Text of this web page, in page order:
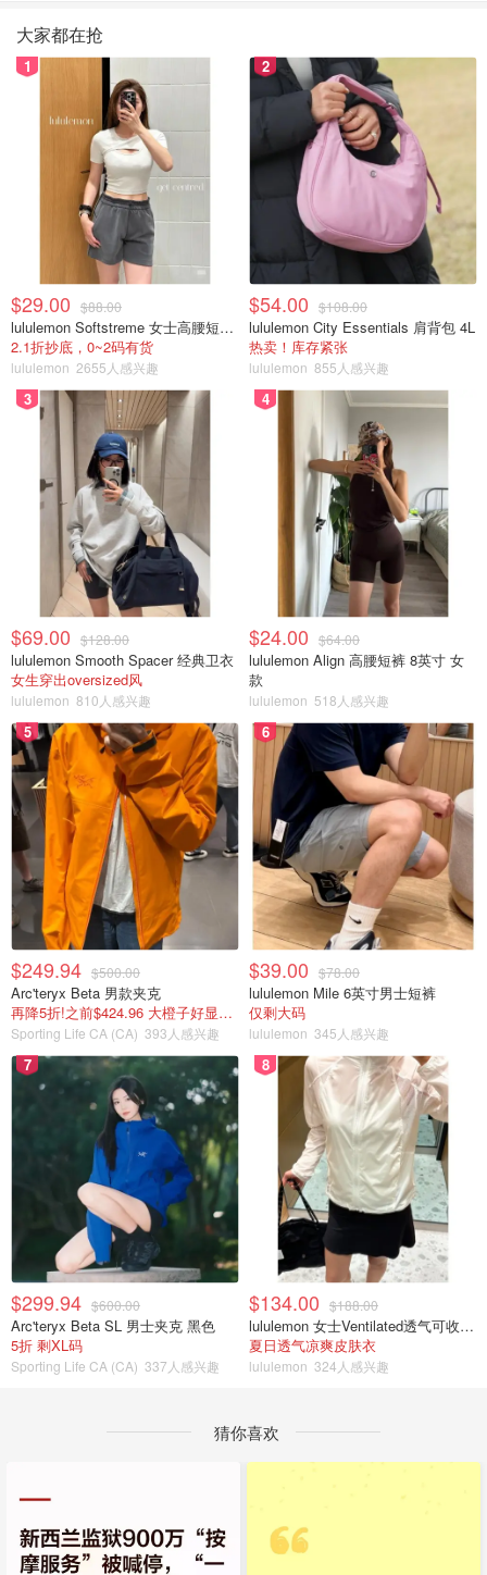
大家都在抢
1
$29.00 $88.00
lululemon Softstreme 女士高腰短裤 10cm
2.1折抄底，0~2码有货
lululemon 2655人感兴趣
2
$54.00 $108.00
lululemon City Essentials 肩背包 4L
热卖！库存紧张
lululemon 855人感兴趣
3
$69.00 $128.00
lululemon Smooth Spacer 经典卫衣
女生穿出oversized风
lululemon 810人感兴趣
4
$24.00 $64.00
lululemon Align 高腰短裤 8英寸 女
款
lululemon 518人感兴趣
5
$249.94 $500.00
Arc'teryx Beta 男款夹克
再降5折!之前$424.96 大橙子好显白 蹲补
Sporting Life CA (CA) 393人感兴趣
6
$39.00 $78.00
lululemon Mile 6英寸男士短裤
仅剩大码
lululemon 345人感兴趣
7
$299.94 $600.00
Arc'teryx Beta SL 男士夹克 黑色
5折 剩XL码
Sporting Life CA (CA) 337人感兴趣
8
$134.00 $188.00
lululemon 女士Ventilated透气可收纳跑步夹克
夏日透气凉爽皮肤衣
lululemon 324人感兴趣
猜你喜欢